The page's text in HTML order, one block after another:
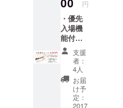
のメッ
セージ
メール
・優先
入場機
能付
き ド
リンク
引換
券 1枚
00 円
・優先
入場機
能付
き ド
リンク
引換
券 2枚
・オリ
ジナル
支援
者：
4人
お届
け予
定：
2017